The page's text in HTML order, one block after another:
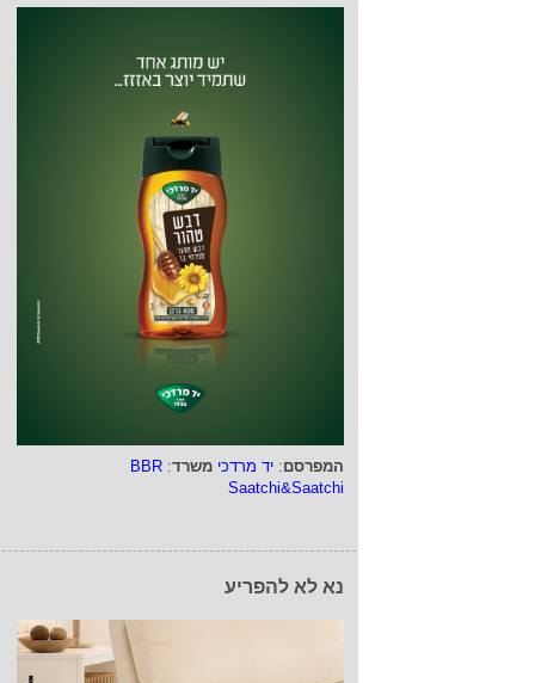
המפרסם: יד מרדכי משרד:
BBR
Saatchi&Saatchi
נא לא להפריע